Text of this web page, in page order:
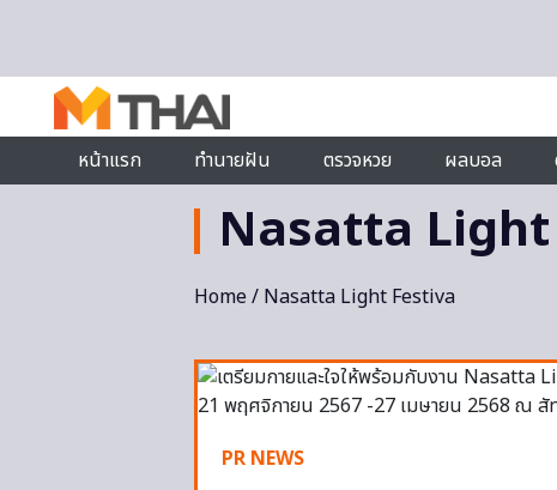
หน้าแรก
ทำนายฝัน ตรวจหวย ผลบอล
Nasatta
Home/ Nasatta Light Festiva
PR NEWS